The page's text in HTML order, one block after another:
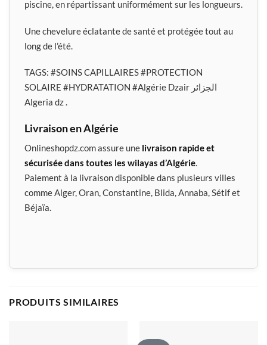
piscine, en répartissant uniformément sur les longueurs.
Une chevelure éclatante de santé et protégée tout au
long de l’été.
TAGS: #SOINS CAPILLAIRES#PROTECTION
SOLAIRE #HYDRATATION #Algérie Dzair الجزائر
Algeria dz .
Livraison en Algérie
Onlineshopdz.com assure une livraison rapide et
sécurisée dans toutes les wilayas d’Algérie.
Paiement à la livraison disponible dans plusieurs villes
comme Alger, Oran, Constantine, Blida, Annaba, Sétif et
Béjaïa.
PRODUITS SIMILAIRES